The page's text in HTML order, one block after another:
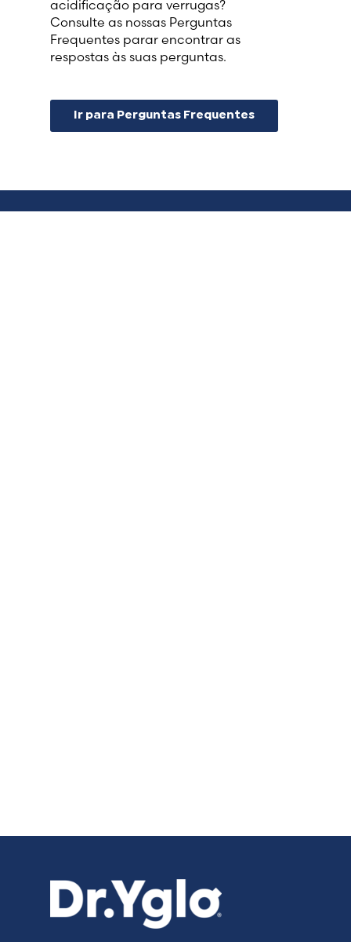
acidificação para verrugas?
Consulte as nossas Perguntas
Frequentes parar encontrar as
respostas às suas perguntas.
Ir para Perguntas Frequentes